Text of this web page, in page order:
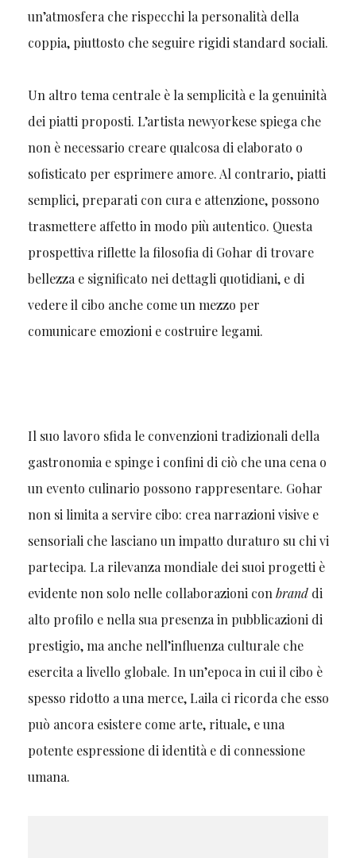
un’atmosfera che rispecchi la personalità della
coppia, piuttosto che seguire rigidi standard sociali.
Un altro tema centrale è la semplicità e la genuinità
dei piatti proposti. L’artista newyorkese spiega che
non è necessario creare qualcosa di elaborato o
sofisticato per esprimere amore. Al contrario, piatti
semplici, preparati con cura e attenzione, possono
trasmettere affetto in modo più autentico. Questa
prospettiva riflette la filosofia di Gohar di trovare
bellezza e significato nei dettagli quotidiani, e di
vedere il cibo anche come un mezzo per
comunicare emozioni e costruire legami.
Il suo lavoro sfida le convenzioni tradizionali della
gastronomia e spinge i confini di ciò che una cena o
un evento culinario possono rappresentare. Gohar
non si limita a servire cibo: crea narrazioni visive e
sensoriali che lasciano un impatto duraturo su chi vi
partecipa. La rilevanza mondiale dei suoi progetti è
evidente non solo nelle collaborazioni conbranddi
alto profilo e nella sua presenza in pubblicazioni di
prestigio, ma anche nell’influenza culturale che
esercita a livello globale. In un’epoca in cui il cibo è
spesso ridotto a una merce, Laila ci ricorda che esso
può ancora esistere come arte, rituale, e una
potente espressione di identità e di connessione
umana.